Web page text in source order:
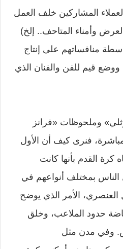
المشاركين خلف العمل
وأمناء المتاحف.. إلخ)
منافساتهم على إنتاج
قيم للفن والفنان الذي
وملحوظات «فرانز
فنرى كيف أن الأول
القدم بأنها كانت
الناس بمختلف أنواعهم في
الأمر الذي يوضح
حدود الملاعب، وخلق
وفي مدن مثل